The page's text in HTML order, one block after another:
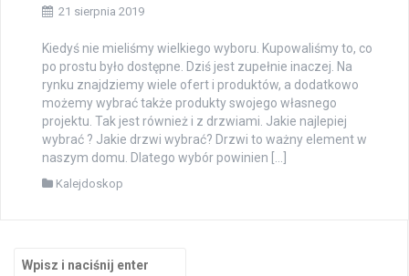
21 sierpnia 2019
Kiedyś nie mieliśmy wielkiego wyboru. Kupowaliśmy to, co
po prostu było dostępne. Dziś jest zupełnie inaczej. Na
rynku znajdziemy wiele ofert i produktów, a dodatkowo
możemy wybrać także produkty swojego własnego
projektu. Tak jest również i z drzwiami. Jakie najlepiej
wybrać ? Jakie drzwi wybrać? Drzwi to ważny element w
naszym domu. Dlatego wybór powinien […]
Kalejdoskop
Szukaj: